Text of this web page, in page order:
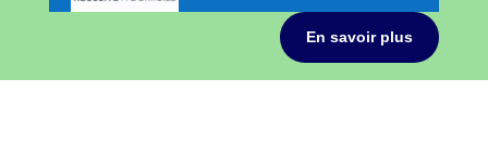
En savoir plus